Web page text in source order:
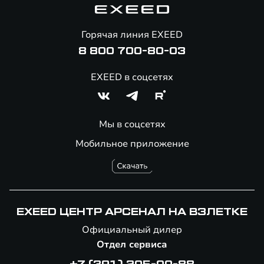
E-mail: nikitin.a@arsenal-exeed.ru
Телефон: 8 (950) 431-74-64
Мобильное приложение
Горячая линия EXEED
8 800 700-80-03
EXEED в соцсетях
Мы в соцсетях
EXEED ЦЕНТР АРСЕНАЛ НА ВЗЛЕТКЕ
Официальный дилер
Отдел сервиса